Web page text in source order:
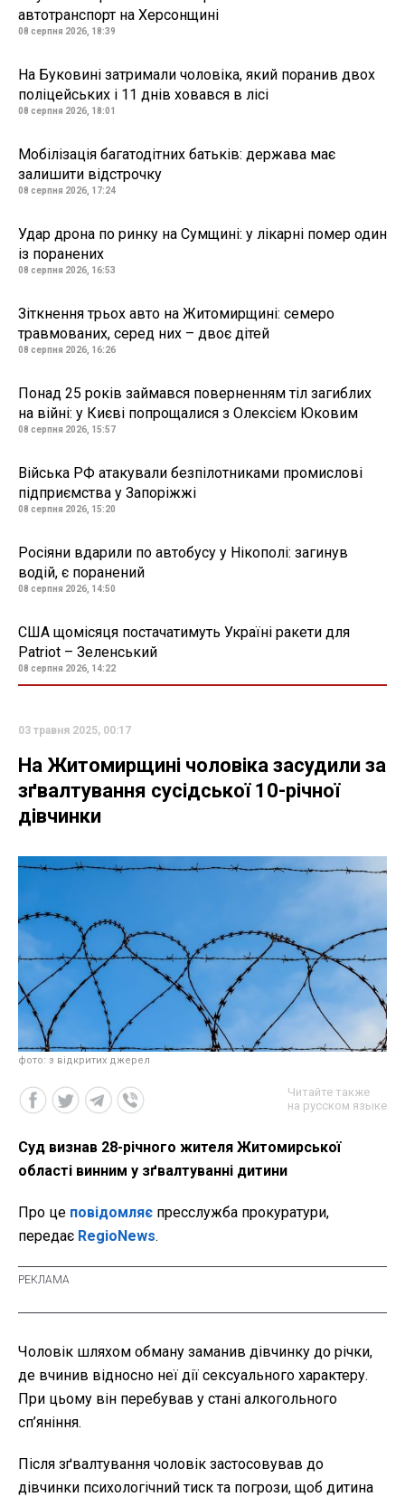
автотранспорт на Херсонщині
08 серпня 2026, 18:39
На Буковині затримали чоловіка, який поранив двох
поліцейських і 11 днів ховався в лісі
08 серпня 2026, 18:01
Мобілізація багатодітних батьків: держава має
залишити відстрочку
08 серпня 2026, 17:24
Удар дрона по ринку на Сумщині: у лікарні помер один
із поранених
08 серпня 2026, 16:53
Зіткнення трьох авто на Житомирщині: семеро
травмованих, серед них – двоє дітей
08 серпня 2026, 16:26
Понад 25 років займався поверненням тіл загиблих
на війні: у Києві попрощалися з Олексієм Юковим
08 серпня 2026, 15:57
Війська РФ атакували безпілотниками промислові
підприємства у Запоріжжі
08 серпня 2026, 15:20
Росіяни вдарили по автобусу у Нікополі: загинув
водій, є поранений
08 серпня 2026, 14:50
США щомісяця постачатимуть Україні ракети для
Patriot – Зеленський
08 серпня 2026, 14:22
03 травня 2025, 00:17
На Житомирщині чоловіка засудили за
зґвалтування сусідської 10-річної
дівчинки
фото: з відкритих джерел
Читайте также
на русском языке
Суд визнав 28-річного жителя Житомирської
області винним у зґвалтуванні дитини
Про це повідомляє пресслужба прокуратури,
передає RegioNews.
Чоловік шляхом обману заманив дівчинку до річки,
де вчинив відносно неї дії сексуального характеру.
При цьому він перебував у стані алкогольного
сп’яніння.
Після зґвалтування чоловік застосовував до
дівчинки психологічний тиск та погрози, щоб дитина